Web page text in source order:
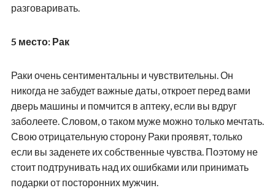
разговаривать.
5 место: Рак
Раки очень сентиментальны и чувствительны. Он
никогда не забудет важные даты, откроет перед вами
дверь машины и помчится в аптеку, если вы вдруг
заболеете. Словом, о таком муже можно только мечтать.
Свою отрицательную сторону Раки проявят, только
если вы заденете их собственные чувства. Поэтому не
стоит подтрунивать над их ошибками или принимать
подарки от посторонних мужчин.